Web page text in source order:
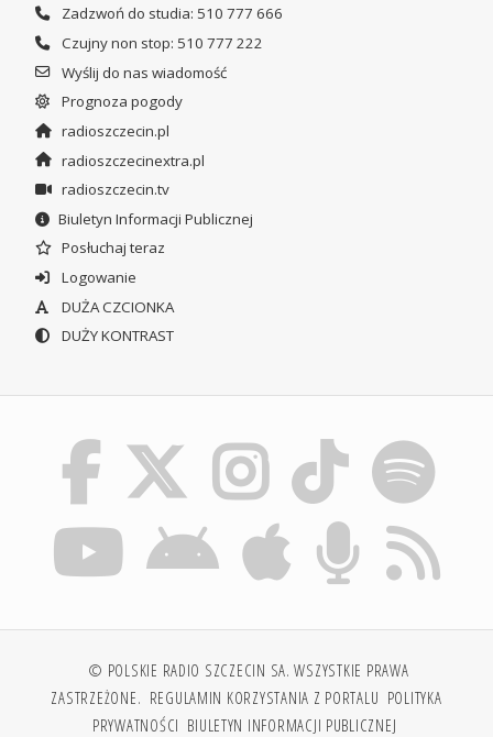
Zadzwoń do studia: 510 777 666
Czujny non stop: 510 777 222
Wyślij do nas wiadomość
Prognoza pogody
radioszczecin.pl
radioszczecinextra.pl
radioszczecin.tv
Biuletyn Informacji Publicznej
Posłuchaj teraz
Logowanie
DUŻA CZCIONKA
DUŻY KONTRAST
© POLSKIE RADIO SZCZECIN SA. WSZYSTKIE PRAWA
ZASTRZEŻONE. REGULAMIN KORZYSTANIA Z PORTALU POLITYKA
PRYWATNOŚCI BIULETYN INFORMACJI PUBLICZNEJ